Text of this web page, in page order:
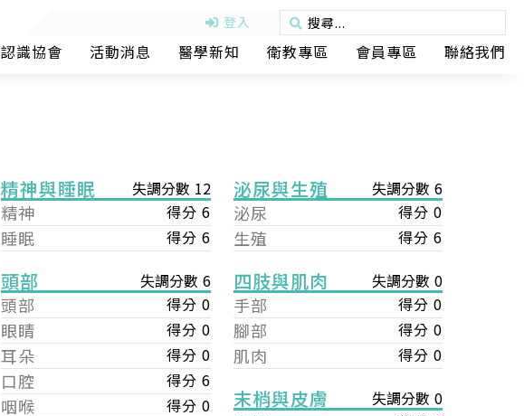
登入
認識協會 活動消息 醫學新知 衛教專區 會員專區 聯絡我們
精神與睡眠 失調分數 12
精神 得分 6
睡眠 得分 6
頭部 失調分數 6
頭部 得分 0
眼睛 得分 0
耳朵 得分 0
口腔 得分 6
咽喉 得分 0
泌尿與生殖 失調分數 6
泌尿 得分 0
生殖 得分 6
四肢與肌肉 失調分數 0
手部 得分 0
腳部 得分 0
肌肉 得分 0
末梢與皮膚 失調分數 0